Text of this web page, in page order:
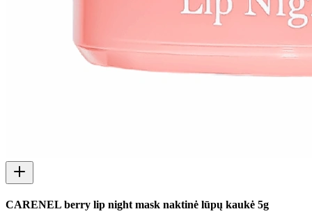
CARENEL berry lip night mask naktinė lūpų kaukė 5g